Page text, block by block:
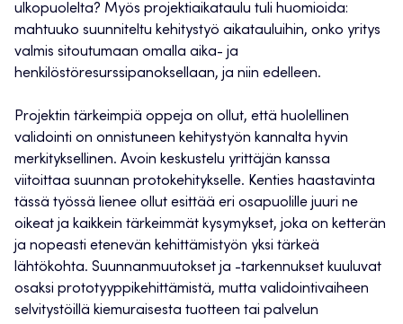
ulkopuolelta? Myös projektiaikataulu tuli huomioida:
mahtuuko suunniteltu kehitystyö aikatauluihin, onko yritys
valmis sitoutumaan omalla aika- ja
henkilöstöresurssipanoksellaan, ja niin edelleen.
Projektin tärkeimpiä oppeja on ollut, että huolellinen
validointi on onnistuneen kehitystyön kannalta hyvin
merkityksellinen. Avoin keskustelu yrittäjän kanssa
viitoittaa suunnan protokehitykselle. Kenties haastavinta
tässä työssä lienee ollut esittää eri osapuolille juuri ne
oikeat ja kaikkein tärkeimmät kysymykset, joka on ketterän
ja nopeasti etenevän kehittämistyön yksi tärkeä
lähtökohta. Suunnanmuutokset ja -tarkennukset kuuluvat
osaksi prototyyppikehittämistä, mutta validointivaiheen
selvitystöillä kiemuraisesta tuotteen tai palvelun